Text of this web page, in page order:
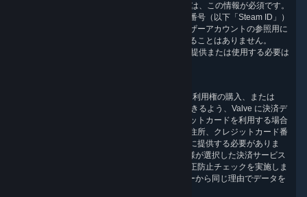
められます。Steam ユーザーアカウント登録には、この情報が必須です。
アカウントの設定時、アカウントには自動的に番号（以下「Steam ID」）
が割り当てられます。この番号はお客様のユーザーアカウントの参照用に
使われるため、個人識別情報が直接明らかになることはありません。
Steam ユーザーアカウントの設定には、本名を提供または使用する必要は
Steam で取引をするには（コンテンツ/サービス利用権の購入、または
Steam ウォレットのチャージなど）、取引ができるよう、Valve に決済デ
ータを提供する必要があります。決済にクレジットカードを利用する場合
には、一般的なクレジットカード情報（名前、住所、クレジットカード番
号、有効期限、セキュリティコード）を Valve に提供する必要がありま
す。これを元に、Valve は決済を処理し、お客様が選択した決済サービス
プロバイダーに転送して、取引を可能にし、不正防止チェックを実施しま
す。同様に、Valve は決済サービスプロバイダーから同じ理由でデータを